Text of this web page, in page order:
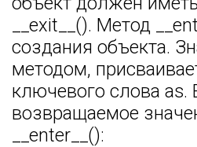
__exit__(). Метод
создания объекта.
методом,
ключевого слова as.
возвращаемое
__enter__():